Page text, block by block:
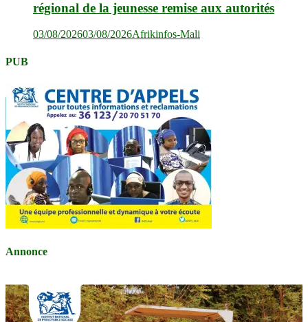
régional de la jeunesse remise aux autorités
03/08/202603/08/2026Afrikinfos-Mali
PUB
Annonce